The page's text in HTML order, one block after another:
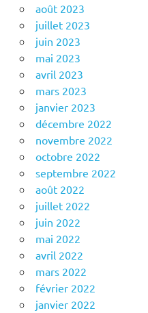
août 2023
juillet 2023
juin 2023
mai 2023
avril 2023
mars 2023
janvier 2023
décembre 2022
novembre 2022
octobre 2022
septembre 2022
août 2022
juillet 2022
juin 2022
mai 2022
avril 2022
mars 2022
février 2022
janvier 2022